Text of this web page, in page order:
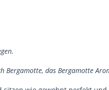
Bergamotte, das Bergamotte